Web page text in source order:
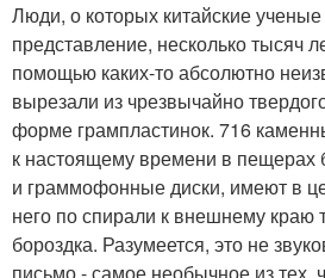
Люди, о которых китайские
представление, несколько тысяч
помощью каких-то абсолютно
вырезали из чрезвычайно
форме грампластинок. 716
к настоящему времени в пещерах
и граммофонные диски, имеют в
него по спирали к внешнему краю
бороздка. Разумеется, это не